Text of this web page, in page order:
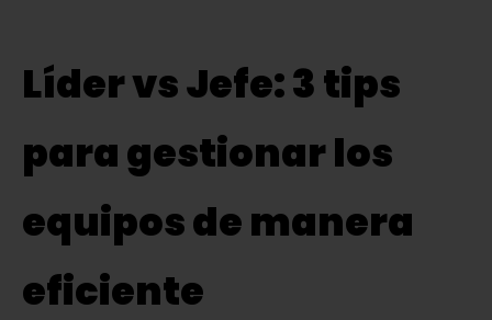
Líder vs Jefe: 3 tips
para gestionar los
equipos de manera
eficiente